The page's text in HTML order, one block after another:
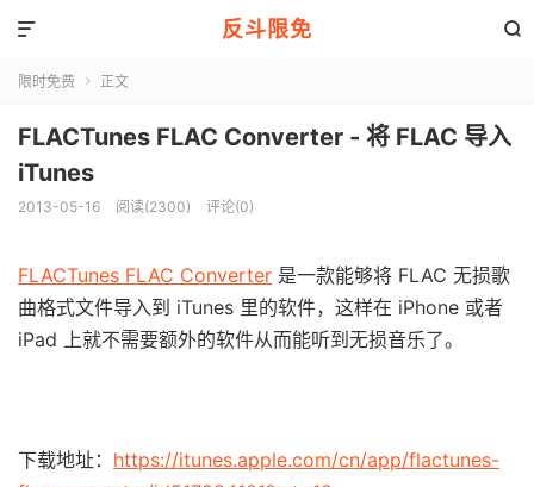
反斗限免 

限时免费  正文
FLACTunes FLAC Converter - 将 FLAC 导入
iTunes
2013-05-16 阅读(2300) 评论(0)
FLACTunes FLAC Converter 是一款能够将 FLAC 无损歌
曲格式文件导入到 iTunes 里的软件，这样在 iPhone 或者
iPad 上就不需要额外的软件从而能听到无损音乐了。
下载地址： https://itunes.apple.com/cn/app/flactunes-